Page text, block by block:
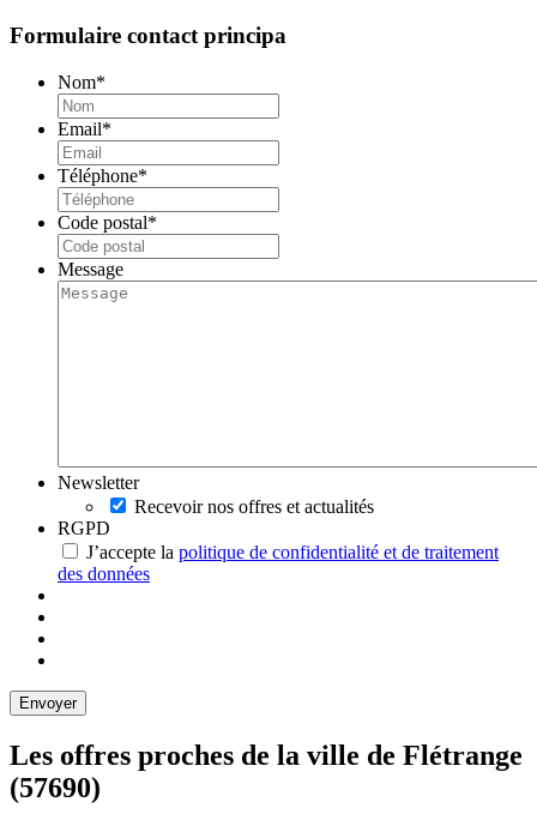
Formulaire contact principa
Nom*
Email*
Téléphone*
Code postal*
Message
Newsletter
Recevoir nos offres et actualités
RGPD
J’accepte la politique de confidentialité et de traitement
des données
Les offres proches de la ville de Flétrange
(57690)